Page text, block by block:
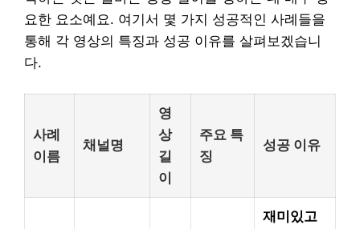
요한 요소예요. 여기서 몇 가지 성공적인 사례들을
통해 각 영상의 특징과 성공 이유를 살펴보겠습니
다.
사례
이름
채널명
영
상
길
이
주요 특
징
성공 이유
재미있고